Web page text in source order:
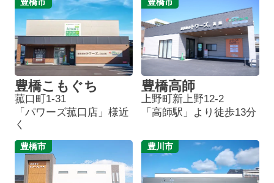
豊橋こもぐち
菰口町1-31
「パワーズ菰口店」様近
く
豊橋高師
上野町新上野12-2
「高師駅」より徒歩13分
豊橋市 豊川市